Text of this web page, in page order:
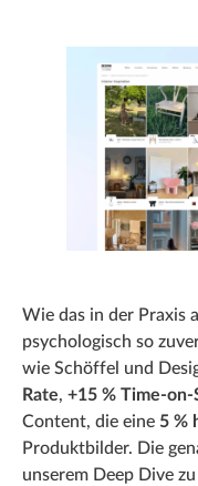
Wie das in der Praxis
psychologisch so
wie Schöffel und
Rate, +15 % Time-on-
Content, die eine 5 %
Produktbilder. Die
unserem Deep Dive zu